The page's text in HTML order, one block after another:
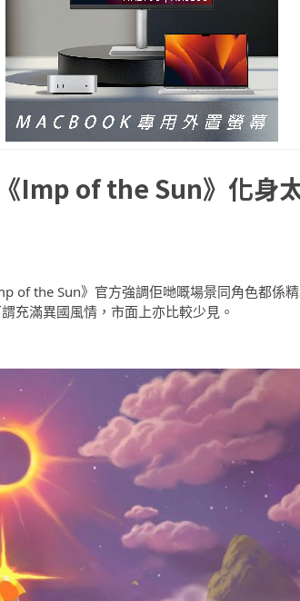
Imp of the Sun》化身
of the Sun》官方強調佢哋嘅場景同角色都係
充滿異國風情，市面上亦比較少見。